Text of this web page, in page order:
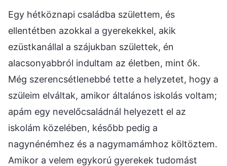
Egy hétköznapi családba születtem, és
ellentétben azokkal a gyerekekkel, akik
ezüstkanállal a szájukban születtek, én
alacsonyabbról indultam az életben, mint ők.
Még szerencsétlenebbé tette a helyzetet, hogy a
szüleim elváltak, amikor általános iskolás voltam;
apám egy nevelőcsaládnál helyezett el az
iskolám közelében, később pedig a
nagynénémhez és a nagymamámhoz költöztem.
Amikor a velem egykorú gyerekek tudomást